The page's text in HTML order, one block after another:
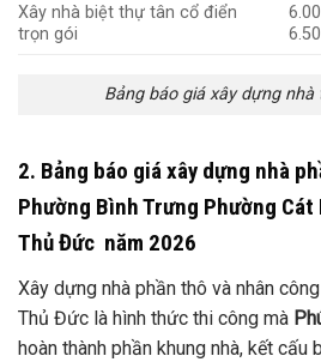
Xây nhà biệt thự tân cổ điển
trọn gói
Bảng báo giá xây dựng
2. Bảng báo giá xây dựng nhà
Phường Bình Trưng Phường Cát
Thủ Đức năm 2026
Xây dựng nhà phần thô và nhân
Thủ Đức là hình thức thi công mà
hoàn thành phần khung nhà, kết